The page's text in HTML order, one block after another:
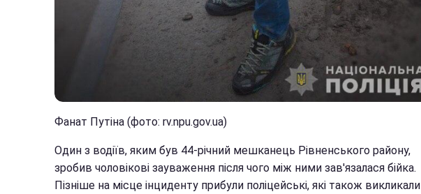
Фанат Путіна (фото: rv.npu.gov.ua)
Один з водіїв, яким був 44-річний мешканець Рівненського району,
зробив чоловікові зауваження після чого між ними зав'язалася бійка.
Пізніше на місце інциденту прибули поліцейські, які також викликали